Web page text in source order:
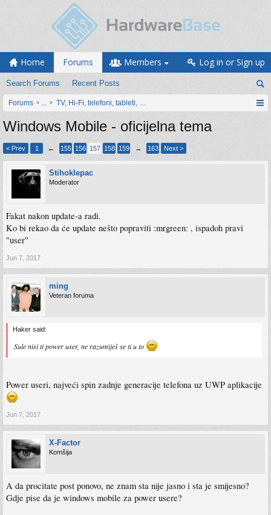
Home Forums
Search Forums Recent Posts
Members Log in or Sign up
Forums ... TV, Hi-Fi, telefoni, tableti, satovi, IoT oprema
Windows Mobile - oficijelna tema
< Prev 1 ← 155 156 157 158 159 → 163 Next >
Stihoklepac
Moderator
Fakat nakon update-a radi.
Ko bi rekao da će update nešto popraviti :mrgreen: , ispadoh pravi
"user"
Jun 7, 2017
ming
Veteran foruma
Haker said:
Sule nisi ti power user, ne razumiješ se ti u to
Power useri, najveći spin zadnje generacije telefona uz UWP aplikacije
Jun 7, 2017
X-Factor
Komšija
A da procitate post ponovo, ne znam sta nije jasno i sta je smijesno?
Gdje pise da je windows mobile za power usere?